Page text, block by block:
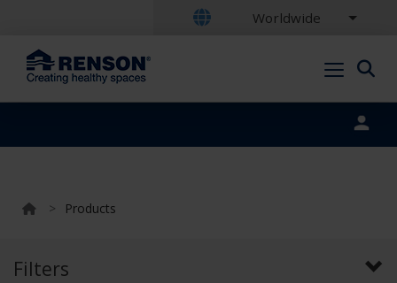
Worldwide
> Products
Filters